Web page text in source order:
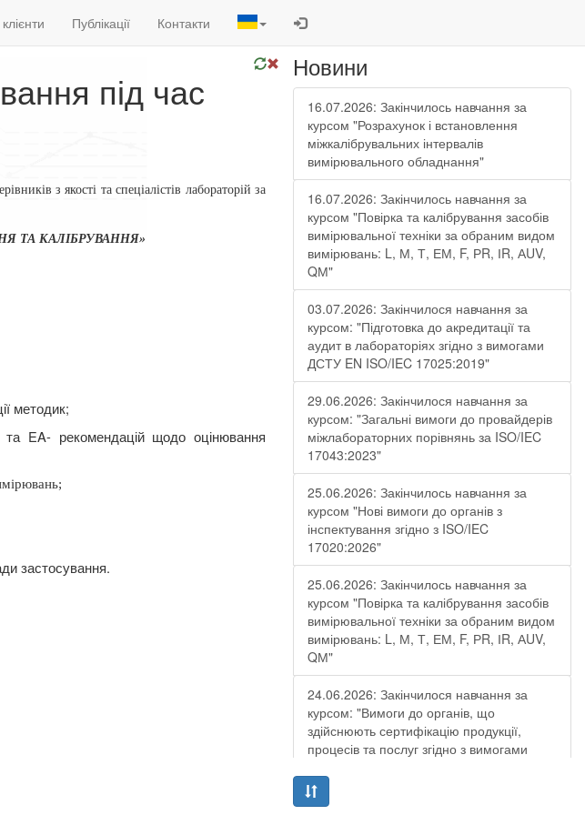
Публікації Контакти
під час
з якості та спеціалістів лабораторій за
ТА КАЛІБРУВАННЯ»
методик;
EA- рекомендацій щодо оцінювання
застосування.
Новини
16.07.2026: Закінчилось навчання за
курсом "Розрахунок і встановлення
міжкалібрувальних інтервалів
вимірювального обладнання"
16.07.2026: Закінчилось навчання за
курсом "Повірка та калібрування засобів
вимірювальної техніки за обраним видом
вимірювань: L, М, Т, ЕМ, F, РR, ІR, АUV,
QМ"
03.07.2026: Закінчилося навчання за
курсом: "Підготовка до акредитації та
аудит в лабораторіях згідно з вимогами
ДСТУ EN ISO/IEC 17025:2019"
29.06.2026: Закінчилося навчання за
курсом: "Загальні вимоги до провайдерів
міжлабораторних порівнянь за ISO/IEC
17043:2023"
25.06.2026: Закінчилось навчання за
курсом "Нові вимоги до органів з
інспектування згідно з ISO/IEC
17020:2026"
25.06.2026: Закінчилось навчання за
курсом "Повірка та калібрування засобів
вимірювальної техніки за обраним видом
вимірювань: L, М, Т, ЕМ, F, РR, ІR, АUV,
QМ"
24.06.2026: Закінчилося навчання за
курсом: "Вимоги до органів, що
здійснюють сертифікацію продукції,
процесів та послуг згідно з вимогами
19.06.2026: Закінчилося навчання за